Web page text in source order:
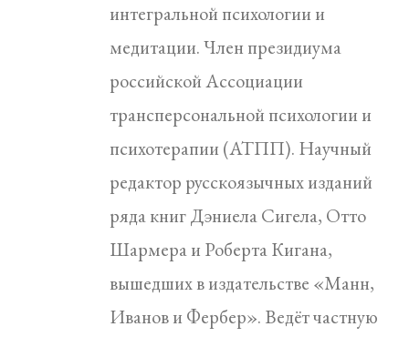
интегральной психологии и
медитации. Член президиума
российской Ассоциации
трансперсональной психологии и
психотерапии (АТПП). Научный
редактор русскоязычных изданий
ряда книг Дэниела Сигела, Отто
Шармера и Роберта Кигана,
вышедших в издательстве «Манн,
Иванов и Фербер». Ведёт частную